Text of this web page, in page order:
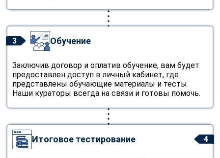
3 Обучение
Заключив договор и оплатив обучение, вам будет
предоставлен доступ в личный кабинет, где
представлены обучающие материалы и тесты.
Наши кураторы всегда на связи и готовы помочь.
4
Итоговое тестирование